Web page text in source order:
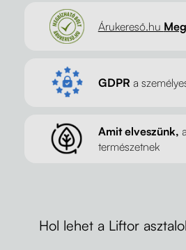
Árukereső.hu
GDPR a
Amit elveszünk,
természetnek
Hol lehet a Liftor